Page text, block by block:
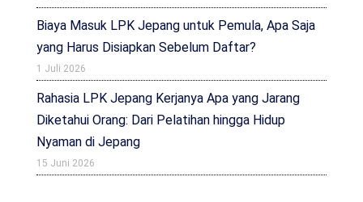
Biaya Masuk LPK Jepang untuk Pemula, Apa Saja
yang Harus Disiapkan Sebelum Daftar?
1 Juli 2026
Rahasia LPK Jepang Kerjanya Apa yang Jarang
Diketahui Orang: Dari Pelatihan hingga Hidup
Nyaman di Jepang
15 Juni 2026